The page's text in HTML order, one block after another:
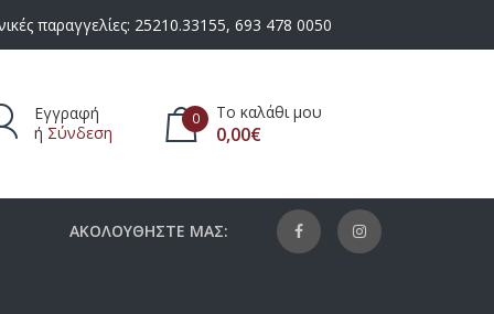
παραγγελίες: 25210.33155, 693 478 0050
Εγγραφή
ή Σύνδεση
0 Το καλάθι μου
0,00€
ΑΚΟΛΟΥΘΗΣΤΕ ΜΑΣ: